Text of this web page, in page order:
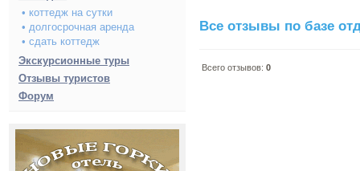
• коттедж на сутки
• долгосрочная аренда
• сдать коттедж
Экскурсионные туры
Отзывы туристов
Форум
Все отзывы по базе
Всего отзывов: 0